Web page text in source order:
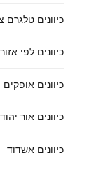
כיוונים טלגרם
כיוונים לפי אזור
כיוונים אופקים
כיוונים אור
כיוונים אשדוד